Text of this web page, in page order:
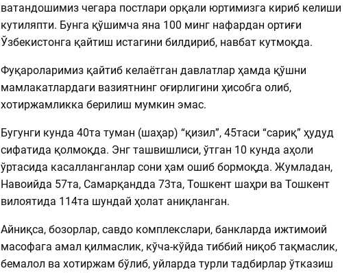
ватандошимиз чегара постлари орқали юртимизга кириб келиши
кутиляпти. Бунга қўшимча яна 100 минг нафардан ортиғи
Ўзбекистонга қайтиш истагини билдириб, навбат кутмоқда.
Фуқароларимиз қайтиб келаётган давлатлар ҳамда қўшни
мамлакатлардаги вазиятнинг оғирлигини ҳисобга олиб,
хотиржамликка берилиш мумкин эмас.
Бугунги кунда 40та туман (шаҳар) “қизил”, 45таси “сариқ” ҳудуд
сифатида қолмоқда. Энг ташвишлиси, ўтган 10 кунда аҳоли
ўртасида касалланганлар сони ҳам ошиб бормоқда. Жумладан,
Навоийда 57та, Самарқандда 73та, Тошкент шаҳри ва Тошкент
вилоятида 114та шундай ҳолат аниқланган.
Айниқса, бозорлар, савдо комплекслари, банкларда ижтимоий
масофага амал қилмаслик, кўча-кўйда тиббий ниқоб тақмаслик,
бемалол ва хотиржам бўлиб, уйларда турли тадбирлар ўтказиш